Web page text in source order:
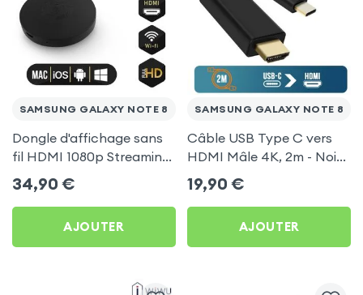
SAMSUNG GALAXY NOTE 8
Dongle d'affichage sans
fil HDMI 1080p Streaming,
récepteur vidéo TV
(compatible Miracast,
AirPlay, DLNA) pour
Samsung Galaxy Note 8
34,90 €
AJOUTER
SAMSUNG GALAXY NOTE 8
Câble USB Type C vers
HDMI Mâle 4K, 2m - Noir
pour Samsung Galaxy
Note 8
19,90 €
AJOUTER